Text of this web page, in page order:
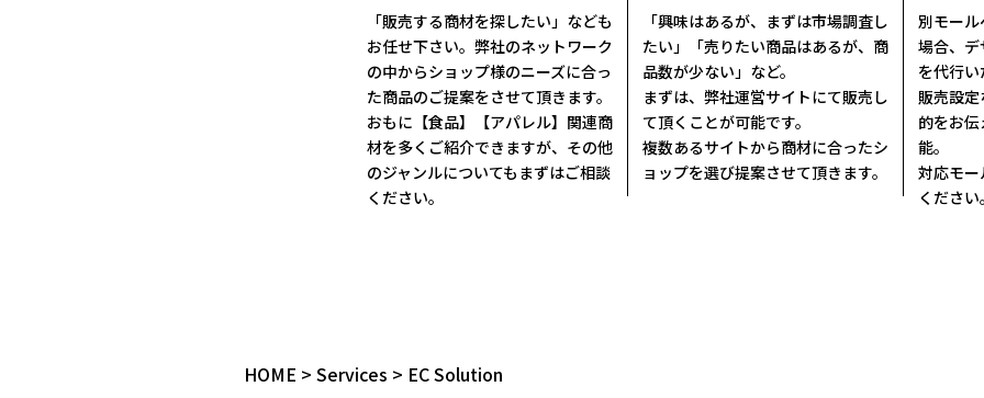
「販売する商材を探したい」なども
お任せ下さい。弊社のネットワーク
の中からショップ様のニーズに合っ
た商品のご提案をさせて頂きます。
おもに【食品】【アパレル】関連商
材を多くご紹介できますが、その他
のジャンルについてもまずはご相談
ください。
「興味はあるが、まずは市場調査し
たい」「売りたい商品はあるが、商
品数が少ない」など。
まずは、弊社運営サイトにて販売し
て頂くことが可能です。
複数あるサイトから商材に合ったシ
ョップを選び提案させて頂きます。
別モー
場合、
を代行
販売設
的をお
能。
対応モ
ください
HOME > Services > EC Solution